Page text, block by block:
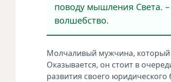
поводу мышления Света.
волшебство.
Молчаливый мужчина, который
Оказывается, он стоит в
развития своего